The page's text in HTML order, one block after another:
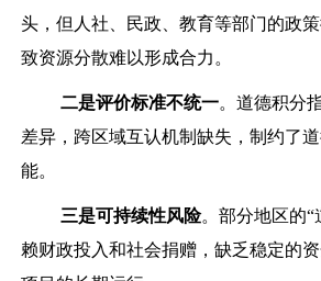
头，但人社、民政、教育等部门的政
致资源分散难以形成合力。
二是评价标准不统一。道德积分
差异，跨区域互认机制缺失，制约了
能。
三是可持续性风险。部分地区的“
赖财政投入和社会捐赠，缺乏稳定的